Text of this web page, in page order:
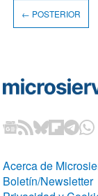
← POSTERIOR
Acerca de
Boletín/Newsletter